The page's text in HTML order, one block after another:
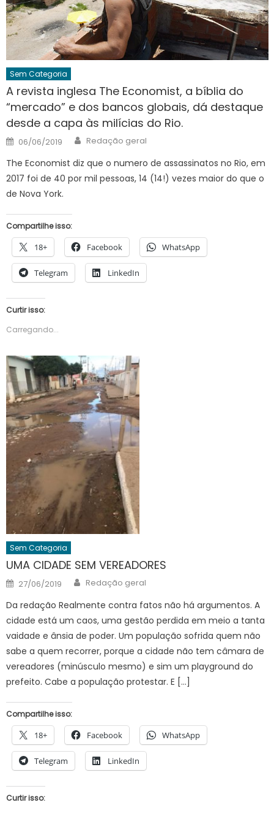
Sem Categoria
A revista inglesa The Economist, a bíblia do
“mercado” e dos bancos globais, dá destaque
desde a capa às milícias do Rio.
Posted
on
06/06/2019 Author
Redação geral
The Economist diz que o numero de assassinatos no Rio, em
2017 foi de 40 por mil pessoas, 14 (14!) vezes maior do que o
de Nova York.
Compartilhe isso:
18+ Facebook WhatsApp
Telegram LinkedIn
Curtir isso:
Carregando...
Sem Categoria
UMA CIDADE SEM VEREADORES
Posted
on
27/06/2019 Author
Redação geral
Da redação Realmente contra fatos não há argumentos. A
cidade está um caos, uma gestão perdida em meio a tanta
vaidade e ânsia de poder. Um população sofrida quem não
sabe a quem recorrer, porque a cidade não tem câmara de
vereadores (minúsculo mesmo) e sim um playground do
prefeito. Cabe a população protestar. E […]
Compartilhe isso:
18+ Facebook WhatsApp
Telegram LinkedIn
Curtir isso: